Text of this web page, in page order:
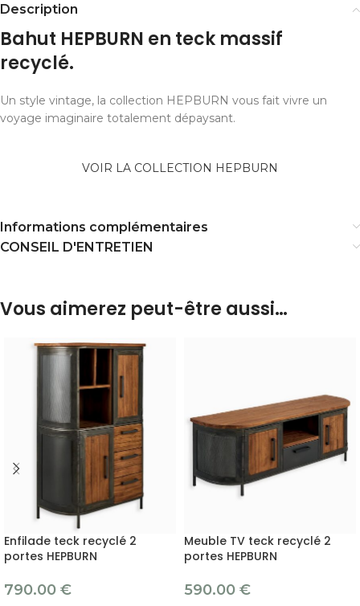
Description
Bahut HEPBURN en teck massif
recyclé.
Un style vintage, la collection HEPBURN vous fait vivre un
voyage imaginaire totalement dépaysant.
VOIR LA COLLECTION HEPBURN
Informations complémentaires
CONSEIL D'ENTRETIEN
Vous aimerez peut-être aussi…
Enfilade teck recyclé 2
portes HEPBURN
790.00 €
Meuble TV teck recyclé 2
portes HEPBURN
590.00 €